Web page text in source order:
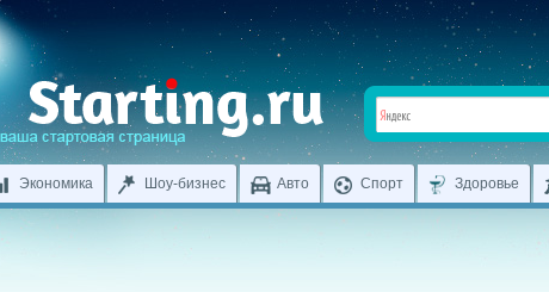
Экономика Шоу-бизнес Авто Спорт Здоровье